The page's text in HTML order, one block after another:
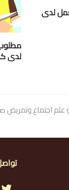
لدى
لدى
اجتماع وتمريض